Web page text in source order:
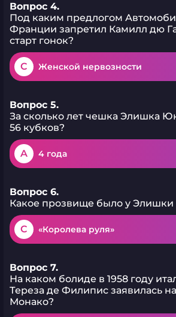
Вопрос 4.
Под каким предлогом
Франции запретил Камилл дю
старт гонок?
C Женской нервозности
Вопрос 5.
За сколько лет чешка Элишка
56 кубков?
A 4 года
Вопрос 6.
Какое прозвище было у
C «Королева руля»
Вопрос 7.
На каком болиде в 1958 году
Тереза де Филипис заявилась
Монако?